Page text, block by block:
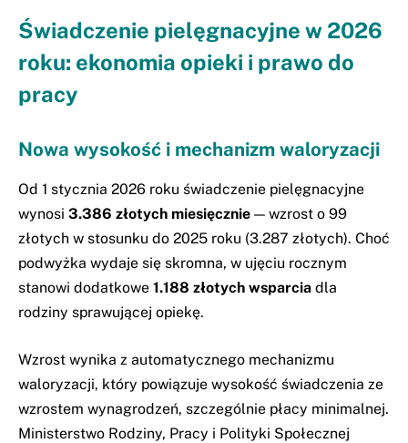
Świadczenie pielęgnacyjne w 2026
roku: ekonomia opieki i prawo do
pracy
Nowa wysokość i mechanizm waloryzacji
Od 1 stycznia 2026 roku świadczenie pielęgnacyjne
wynosi 3.386 złotych miesięcznie — wzrost o 99
złotych w stosunku do 2025 roku (3.287 złotych). Choć
podwyżka wydaje się skromna, w ujęciu rocznym
stanowi dodatkowe 1.188 złotych wsparcia dla
rodziny sprawującej opiekę.
Wzrost wynika z automatycznego mechanizmu
waloryzacji, który powiązuje wysokość świadczenia ze
wzrostem wynagrodzeń, szczególnie płacy minimalnej.
Ministerstwo Rodziny, Pracy i Polityki Społecznej